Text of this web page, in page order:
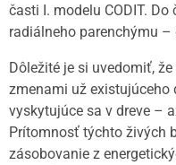
časti I. modelu CODIT.
radiálneho parenchýmu –
Dôležité je si uvedomiť,
zmenami už existujúceho
vyskytujúce sa v dreve –
Prítomnosť týchto živých
zásobovanie z